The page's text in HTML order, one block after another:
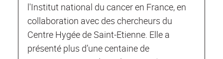
l'Institut national du cancer en France, en
collaboration avec des chercheurs du
Centre Hygée de Saint-Etienne. Elle a
présenté plus d’une centaine de